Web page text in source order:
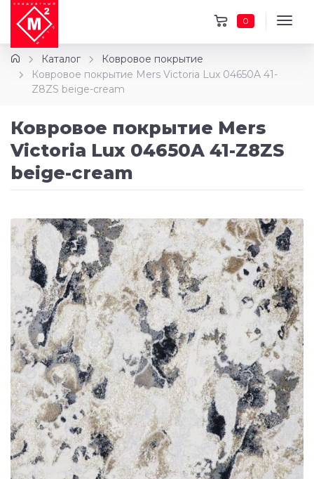
0
Каталог
Ковровое покрытие
Ковровое покрытие Mers Victoria Lux 04650A 41-
Z8ZS beige-cream
Ковровое покрытие Mers
Victoria Lux 04650A 41-Z8ZS
beige-cream